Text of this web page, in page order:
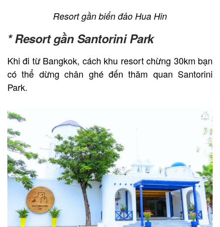
Resort gần biển đảo Hua Hin
* Resort gần Santorini Park
Khi đi từ Bangkok, cách khu resort chừng 30km bạn
có thể dừng chân ghé đến thăm quan Santorini
Park.